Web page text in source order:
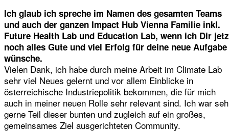
Ich glaub ich spreche im Namen des gesamten Teams
und auch der ganzen Impact Hub Vienna Familie inkl.
Future Health Lab und Education Lab, wenn ich Dir
noch alles Gute und viel Erfolg für deine neue Aufgabe
wünsche.
Vielen Dank, ich habe durch meine Arbeit im Climate Lab
sehr viel Neues gelernt und vor allem Einblicke in
österreichische Industriepolitik bekommen, die für mich
auch in meiner neuen Rolle sehr relevant sind. Ich war
gerne Teil dieser bunten und zugleich auf ein großes,
gemeinsames Ziel ausgerichteten Community.